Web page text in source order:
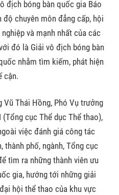
địch bóng bàn quốc gia Báo
chuyên môn đẳng cấp, hội
và mạnh nhất của các
đó là Giải vô địch bóng bàn
nhằm tìm kiếm, phát hiện
cận.
Vũ Thái Hồng, Phó Vụ trưởng
cục Thể dục Thể thao),
việc đánh giá công tác
thành phố, ngành, Tổng cục
tìm ra những thành viên ưu
gia, hướng tới những giải
hội thể thao của khu vực